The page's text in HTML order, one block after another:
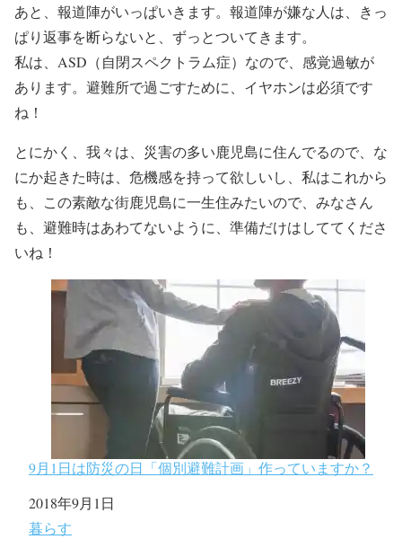
あと、報道陣がいっぱいきます。報道陣が嫌な人は、きっ
ぱり返事を断らないと、ずっとついてきます。
私は、ASD（自閉スペクトラム症）なので、感覚過敏が
あります。避難所で過ごすために、イヤホンは必須です
ね！
とにかく、我々は、災害の多い鹿児島に住んでるので、な
にか起きた時は、危機感を持って欲しいし、私はこれから
も、この素敵な街鹿児島に一生住みたいので、みなさん
も、避難時はあわてないように、準備だけはしててくださ
いね！
9月1日は防災の日「個別避難計画」作っていますか？
日付
2018年9月1日
関連理由
暮らす